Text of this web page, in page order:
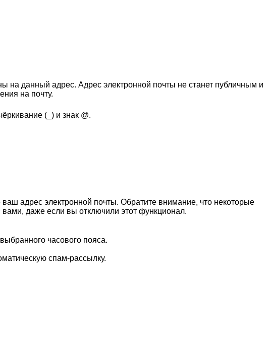
на данный адрес. Адрес электронной почты не станет публичным и
на почту.
(_) и знак @.
адрес электронной почты. Обратите внимание, что некоторые
даже если вы отключили этот функционал.
часового пояса.
спам-рассылку.